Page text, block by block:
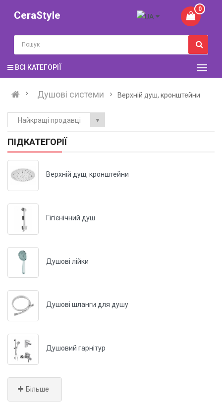
CeraStyle
0
ВСІ КАТЕГОРІЇ
Душові системи Верхній душ, кронштейни
Найкращі продавці ▼
ПІДКАТЕГОРІЇ
Верхній душ, кронштейни
Гігієнічний душ
Душові лійки
Душові шланги для душу
Душовий гарнітур
Більше